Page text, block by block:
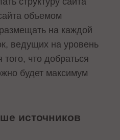
объемом
на каждой
ведущих на уровень
что добраться
будет максимум
источников